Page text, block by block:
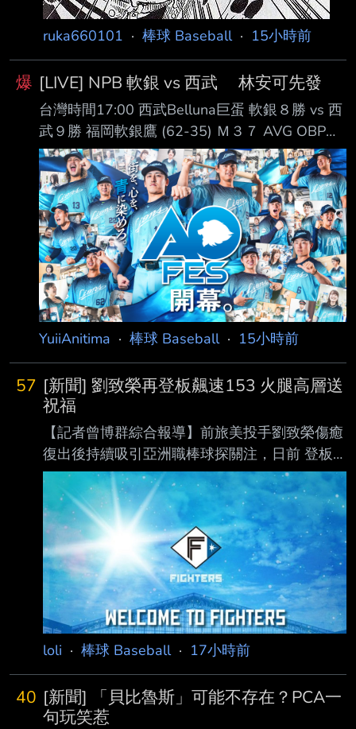
ruka660101 · 棒球 Baseball· 15小時前
爆 [LIVE] NPB 軟銀 vs 西武 林安可先發
台灣時間17:00 西武Belluna巨蛋 軟銀８勝 vs 西
武９勝 福岡軟銀鷹 (62-35) Ｍ３７ AVG OBP
SLG OPS HR RBI PA １. 正木智也 (R) 1B .282
.382 .519 .900 16 40 283 ２. 周東佑京 (L) CF
.278 .348 .351 .699 1 26 395 ３. 近藤健介 (L)
LF .310 .425 .588 1.013 23 82 409 ４. 栗原陵
矢 (L) 3B .253 .342 .552 .894 30 78
YuiiAnitima · 棒球 Baseball· 15小時前
57 [新聞] 劉致榮再登板飆速153 火腿高層送
祝福
【記者曾博群綜合報導】前旅美投手劉致榮傷癒
復出後持續吸引亞洲職棒球探關注，日前 登板
時便有日、韓職多支球隊派員到場觀察，據了解
昨日再度登板，根據現場球探測速， 劉致榮最
快球速達153公里，展現復健後逐步找回球威的
跡象。 劉致榮目前隨著亞運培訓隊移訓，據了
解，近期到場且持續關注的日職球隊包括阪神
虎、 日本火腿鬥士及東北樂天金鷲以及養樂
多；韓職則有樂天巨人等球隊派員到場，顯示劉
致 榮的復出進 度備受亞洲職棒關注。 其中，日
本火腿球團高層岩本賢一表示，球隊確實有在觀
一路
loli · 棒球 Baseball· 17小時前
40 [新聞] 「貝比魯斯」可能不存在？PCA一
句玩笑惹